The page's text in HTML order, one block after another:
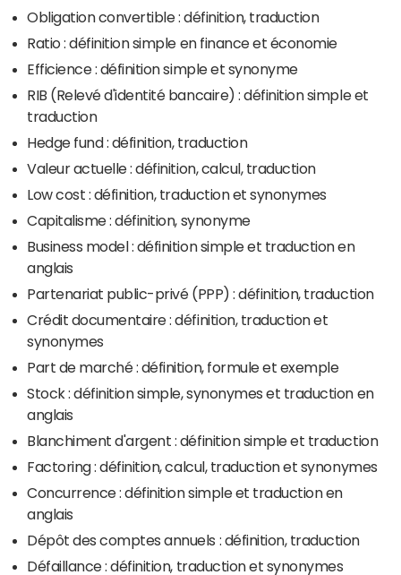
Obligation convertible : définition, traduction
Ratio : définition simple en finance et économie
Efficience : définition simple et synonyme
RIB (Relevé d'identité bancaire) : définition simple et
traduction
Hedge fund : définition, traduction
Valeur actuelle : définition, calcul, traduction
Low cost : définition, traduction et synonymes
Capitalisme : définition, synonyme
Business model : définition simple et traduction en
anglais
Partenariat public-privé (PPP) : définition, traduction
Crédit documentaire : définition, traduction et
synonymes
Part de marché : définition, formule et exemple
Stock : définition simple, synonymes et traduction en
anglais
Blanchiment d'argent : définition simple et traduction
Factoring : définition, calcul, traduction et synonymes
Concurrence : définition simple et traduction en
anglais
Dépôt des comptes annuels : définition, traduction
Défaillance : définition, traduction et synonymes